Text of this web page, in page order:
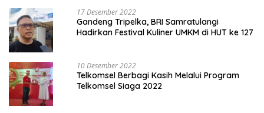
17 Desember 2022
Gandeng Tripelka, BRI Samratulangi
Hadirkan Festival Kuliner UMKM di HUT ke 127
10 Desember 2022
Telkomsel Berbagi Kasih Melalui Program
Telkomsel Siaga 2022